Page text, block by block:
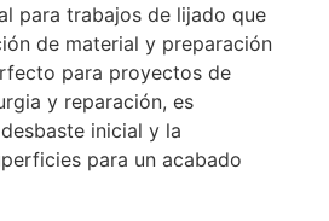
para trabajos de lijado que
de material y preparación
para proyectos de
y reparación, es
inicial y la
para un acabado